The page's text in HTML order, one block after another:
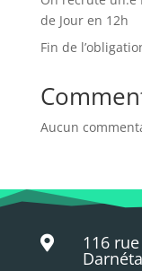
de Jour en 12h
Fin de
Aucun
 116